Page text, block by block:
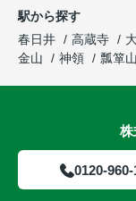
駅から探す
春日井
高蔵寺
金山
神領 瓢箪山
株
0120-960-